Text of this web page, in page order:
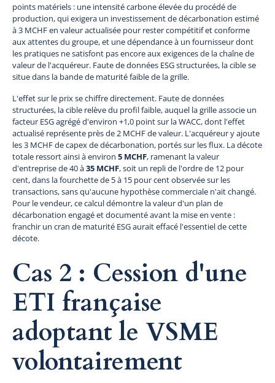
points matériels : une intensité carbone élevée du procédé de
production, qui exigera un investissement de décarbonation estimé
à 3 MCHF en valeur actualisée pour rester compétitif et conforme
aux attentes du groupe, et une dépendance à un fournisseur dont
les pratiques ne satisfont pas encore aux exigences de la chaîne de
valeur de l'acquéreur. Faute de données ESG structurées, la cible se
situe dans la bande de maturité faible de la grille.
L'effet sur le prix se chiffre directement. Faute de données
structurées, la cible relève du profil faible, auquel la grille associe un
facteur ESG agrégé d'environ +1,0 point sur la WACC, dont l'effet
actualisé représente près de 2 MCHF de valeur. L'acquéreur y ajoute
les 3 MCHF de capex de décarbonation, portés sur les flux. La décote
totale ressort ainsi à environ 5 MCHF, ramenant la valeur
d'entreprise de 40 à35 MCHF, soit un repli de l'ordre de 12 pour
cent, dans la fourchette de 5 à 15 pour cent observée sur les
transactions, sans qu'aucune hypothèse commerciale n'ait changé.
Pour le vendeur, ce calcul démontre la valeur d'un plan de
décarbonation engagé et documenté avant la mise en vente :
franchir un cran de maturité ESG aurait effacé l'essentiel de cette
décote.
Cas 2 : Cession d'une
ETI française
adoptant le VSME
volontairement